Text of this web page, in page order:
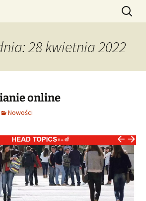
Szukaj:
28 kwietnia 2022
online
Nowości